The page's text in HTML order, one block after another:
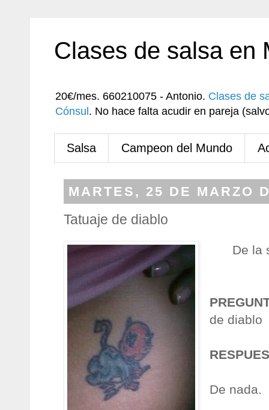
Clases de salsa en
20€/mes. 660210075 - Antonio. Clases de
Cónsul . No hace falta acudir en pareja
Salsa Campeon del Mundo
MARTES, 25 DE MARZO
Tatuaje de diablo
De la
de diablo
De nada.